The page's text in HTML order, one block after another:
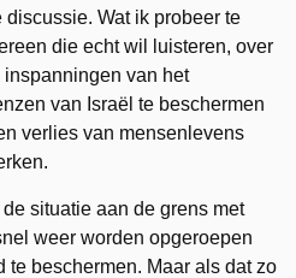
Wat ik probeer te
die echt wil luisteren, over
van het
van Israël te beschermen
verlies van mensenlevens
situatie aan de grens met
weer worden opgeroepen
te beschermen. Maar als dat zo